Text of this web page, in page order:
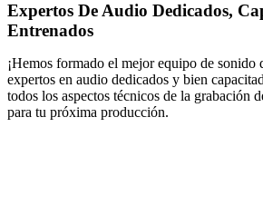
Expertos De Audio Dedicados,
Entrenados
¡Hemos formado el mejor equipo de sonido
expertos en audio dedicados y bien
todos los aspectos técnicos de la grabación
para tu próxima producción.